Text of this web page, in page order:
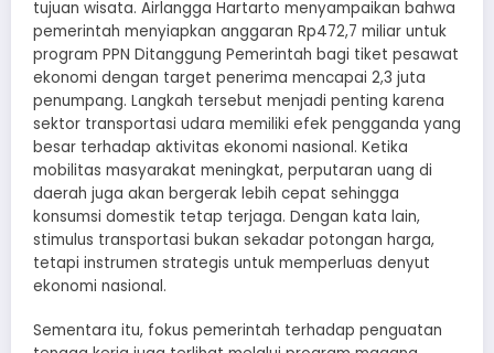
tujuan wisata. Airlangga Hartarto menyampaikan bahwa
pemerintah menyiapkan anggaran Rp472,7 miliar untuk
program PPN Ditanggung Pemerintah bagi tiket pesawat
ekonomi dengan target penerima mencapai 2,3 juta
penumpang. Langkah tersebut menjadi penting karena
sektor transportasi udara memiliki efek pengganda yang
besar terhadap aktivitas ekonomi nasional. Ketika
mobilitas masyarakat meningkat, perputaran uang di
daerah juga akan bergerak lebih cepat sehingga
konsumsi domestik tetap terjaga. Dengan kata lain,
stimulus transportasi bukan sekadar potongan harga,
tetapi instrumen strategis untuk memperluas denyut
ekonomi nasional.
Sementara itu, fokus pemerintah terhadap penguatan